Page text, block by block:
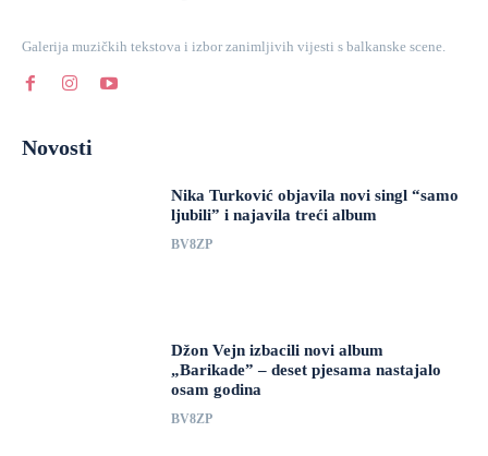
Galerija muzičkih tekstova i izbor zanimljivih vijesti s balkanske scene.
Novosti
Nika Turković objavila novi singl “samo
ljubili” i najavila treći album
BV8ZP
Džon Vejn izbacili novi album
„Barikade” – deset pjesama nastajalo
osam godina
BV8ZP